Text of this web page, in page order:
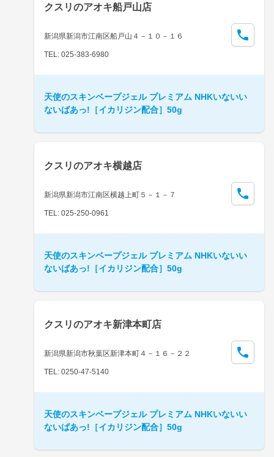
クスリのアオキ船戸山店
新潟県新潟市江南区船戸山４－１０－１６
TEL: 025-383-6980
天使のスキンベープジェル プレミアム NHKいないい
ないばあっ!［イカリジン配合］50g
クスリのアオキ横越店
新潟県新潟市江南区横越上町５－１－７
TEL: 025-250-0961
天使のスキンベープジェル プレミアム NHKいないい
ないばあっ!［イカリジン配合］50g
クスリのアオキ新津本町店
新潟県新潟市秋葉区新津本町４－１６－２２
TEL: 0250-47-5140
天使のスキンベープジェル プレミアム NHKいないい
ないばあっ!［イカリジン配合］50g